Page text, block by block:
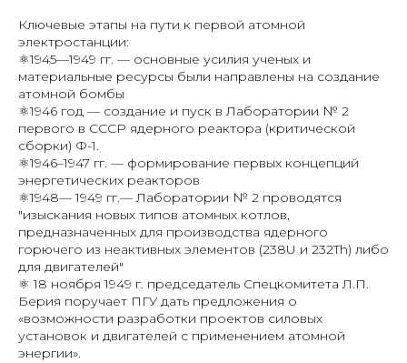
Ключевые этапы на пути к первой атомной
электростанции:
⚛️1945—1949 гг. — основные усилия ученых и
материальные ресурсы были направлены на создание
атомной бомбы
⚛️1946 год — создание и пуск в Лаборатории № 2
первого в СССР ядерного реактора (критической
сборки) Ф-1.
⚛️1946–1947 гг. — формирование первых концепций
энергетических реакторов
⚛️1948— 1949 гг.— Лаборатории № 2 проводятся
"изыскания новых типов атомных котлов,
предназначенных для производства ядерного
горючего из неактивных элементов (238U и 232Th) либо
для двигателей"
⚛️ 18 ноября 1949 г. председатель Спецкомитета Л.П.
Берия поручает ПГУ дать предложения о
«возможности разработки проектов силовых
установок и двигателей с применением атомной
энергии».